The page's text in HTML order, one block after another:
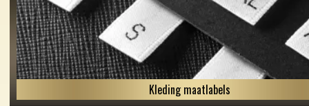
Kleding maatlabels